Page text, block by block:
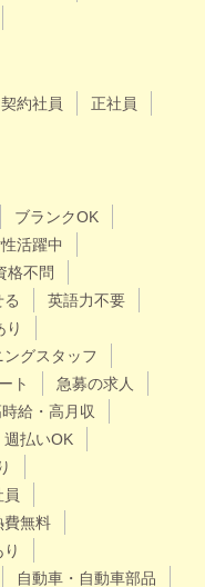
契約社員
正社員
ブランクOK
活躍中
格不問
英語力不要
り
ングスタッフ
ト
急募の求人
給・高月収
週払いOK
員
費無料
自動車・自動車部品